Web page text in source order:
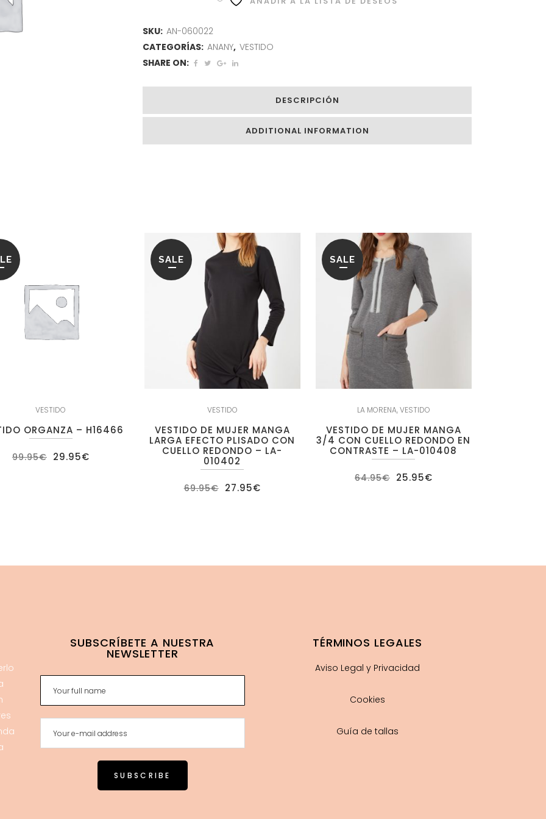
SKU: AN-060022
CATEGORÍAS: ANANY, VESTIDO
SHARE ON:
DESCRIPCIÓN
ADDITIONAL INFORMATION
VESTIDO
ORGANZA – H16466
99.95€ El
precio
29.95€El
SALE
VESTIDO
VESTIDO DE MUJER MANGA
LARGA EFECTO PLISADO CON
CUELLO REDONDO – LA-
010402
69.95€ El
precio
27.95€El
SALE
LA MORENA,VESTIDO
VESTIDO DE MUJER MANGA
3/4 CON CUELLO REDONDO EN
CONTRASTE – LA-010408
64.95€ El
precio
25.95€El
SUBSCRÍBETE A NUESTRA
NEWSLETTER
TÉRMINOS LEGALES
Aviso Legal y Privacidad
Cookies
Guía de tallas